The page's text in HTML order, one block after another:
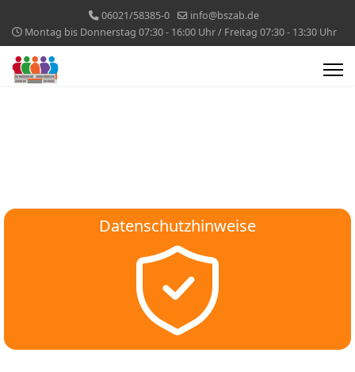
06021/58385-0
info@bszab.de
Montag bis Donnerstag 07:30 - 16:00 Uhr / Freitag 07:30 - 13:30 Uhr
Datenschutzhinweise